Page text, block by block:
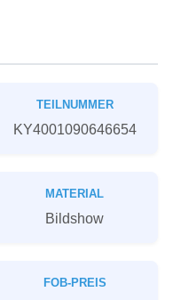
TEILNUMMER
KY4001090646654
MATERIAL
Bildshow
FOB-PREIS